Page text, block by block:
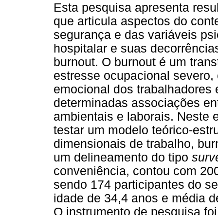
Esta pesquisa apresenta
que articula aspectos do
segurança e das variáveis
hospitalar e suas
burnout. O burnout é um
estresse ocupacional
emocional dos trabalhadores
determinadas associações
ambientais e laborais. Neste
testar um modelo teórico-
dimensionais de trabalho,
um delineamento do tipo
conveniência, contou com
sendo 174 participantes do
idade de 34,4 anos e média
O instrumento de pesquisa